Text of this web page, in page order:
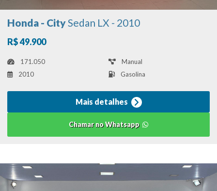
Honda - CitySedan LX - 2010
R$ 49.900
171.050
Manual
2010
Gasolina
Mais detalhes
Chamar no Whatsapp